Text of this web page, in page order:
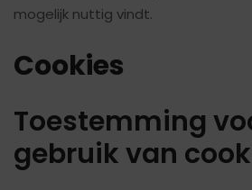
mogelijk nuttig vindt.
Cookies
Toestemming
gebruik van